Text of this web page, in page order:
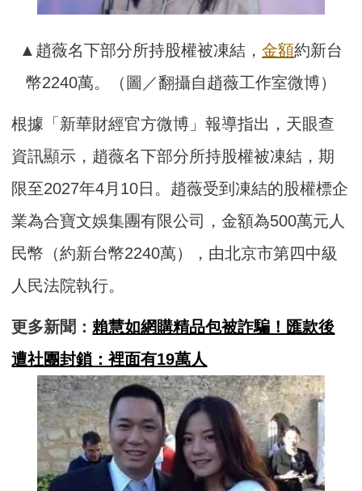
▲趙薇名下部分所持股權被凍結， 金額約新台
幣2240萬。（圖／翻攝自趙薇工作室微博）
根據「新華財經官方微博」報導指出，天眼查
資訊顯示，趙薇名下部分所持股權被凍結，期
限至2027年4月10日。趙薇受到凍結的股權標企
業為合寶文娛集團有限公司，金額為500萬元人
民幣（約新台幣2240萬），由北京市第四中級
人民法院執行。
更多新聞： 賴慧如網購精品包被詐騙！匯款後
遭社團封鎖：裡面有19萬人